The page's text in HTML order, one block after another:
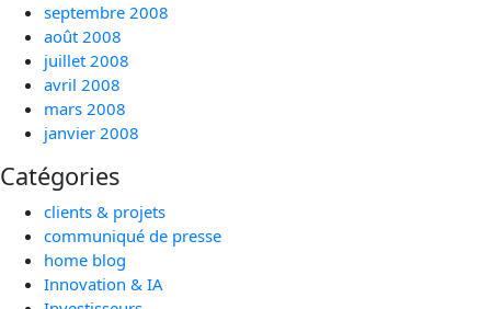
septembre 2008
août 2008
juillet 2008
avril 2008
mars 2008
janvier 2008
Catégories
clients & projets
communiqué de presse
home blog
Innovation & IA